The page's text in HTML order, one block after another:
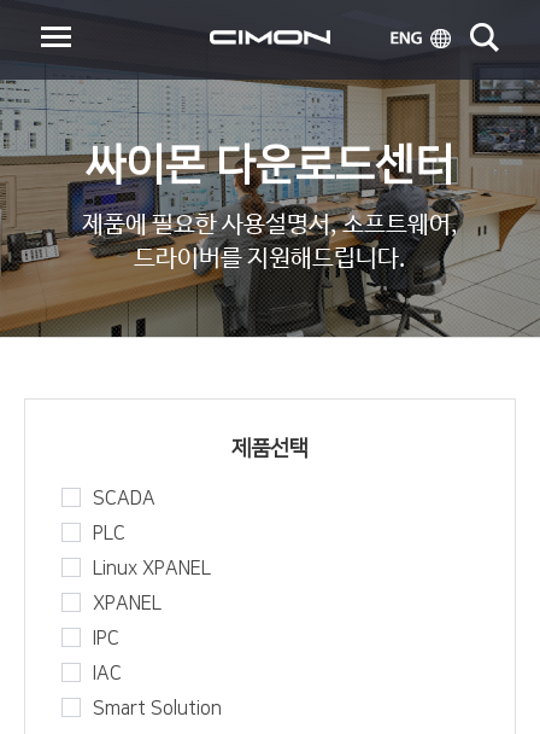
싸이몬 다운로드센터
제품에 필요한 사용설명서, 소프트웨어,
드라이버를 지원해드립니다.
제품선택
SCADA
PLC
Linux XPANEL
XPANEL
IPC
IAC
Smart Solution